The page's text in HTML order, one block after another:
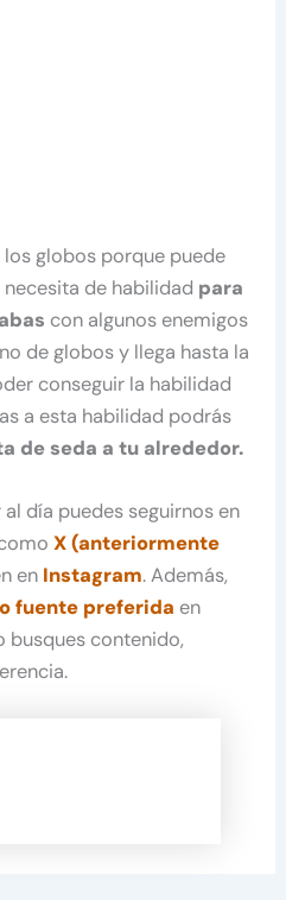
globos porque puede
de habilidad para
con algunos enemigos
de globos y llega hasta la
conseguir la habilidad
a esta habilidad podrás
de seda a tu alrededor.
día puedes seguirnos en
X (anteriormente
en Instagram. Además,
fuente preferida en
busques contenido,